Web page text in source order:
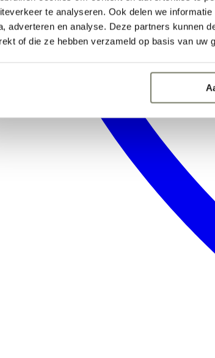
te analyseren. Ook delen we
adverteren en analyse. Deze partners kunnen
of die ze hebben verzameld op basis van uw